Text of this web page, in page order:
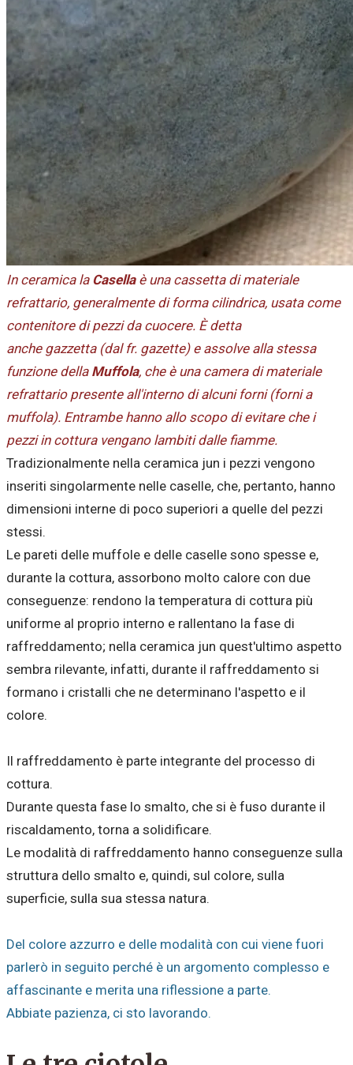
In ceramica la Casellaè una cassetta di materiale
refrattario, generalmente di forma cilindrica, usata come
contenitore di pezzi da cuocere. È detta
anche gazzetta (dal fr. gazette) e assolve alla stessa
funzione della Muffola, che è una camera di materiale
refrattario presente all'interno di alcuni forni (forni a
muffola). Entrambe hanno allo scopo di evitare che i
pezzi in cottura vengano lambiti dalle fiamme.
Tradizionalmente nella ceramica jun i pezzi vengono
inseriti singolarmente nelle caselle, che, pertanto, hanno
dimensioni interne di poco superiori a quelle del pezzi
stessi.
Le pareti delle muffole e delle caselle sono spesse e,
durante la cottura, assorbono molto calore con due
conseguenze: rendono la temperatura di cottura più
uniforme al proprio interno e rallentano la fase di
raffreddamento; nella ceramica jun quest'ultimo aspetto
sembra rilevante, infatti, durante il raffreddamento si
formano i cristalli che ne determinano l'aspetto e il
colore.
Il raffreddamento è parte integrante del processo di
cottura.
Durante questa fase lo smalto, che si è fuso durante il
riscaldamento, torna a solidificare.
Le modalità di raffreddamento hanno conseguenze sulla
struttura dello smalto e, quindi, sul colore, sulla
superficie, sulla sua stessa natura.
Del colore azzurro e delle modalità con cui viene fuori
parlerò in seguito perché è un argomento complesso e
affascinante e merita una riflessione a parte.
Abbiate pazienza, ci sto lavorando.